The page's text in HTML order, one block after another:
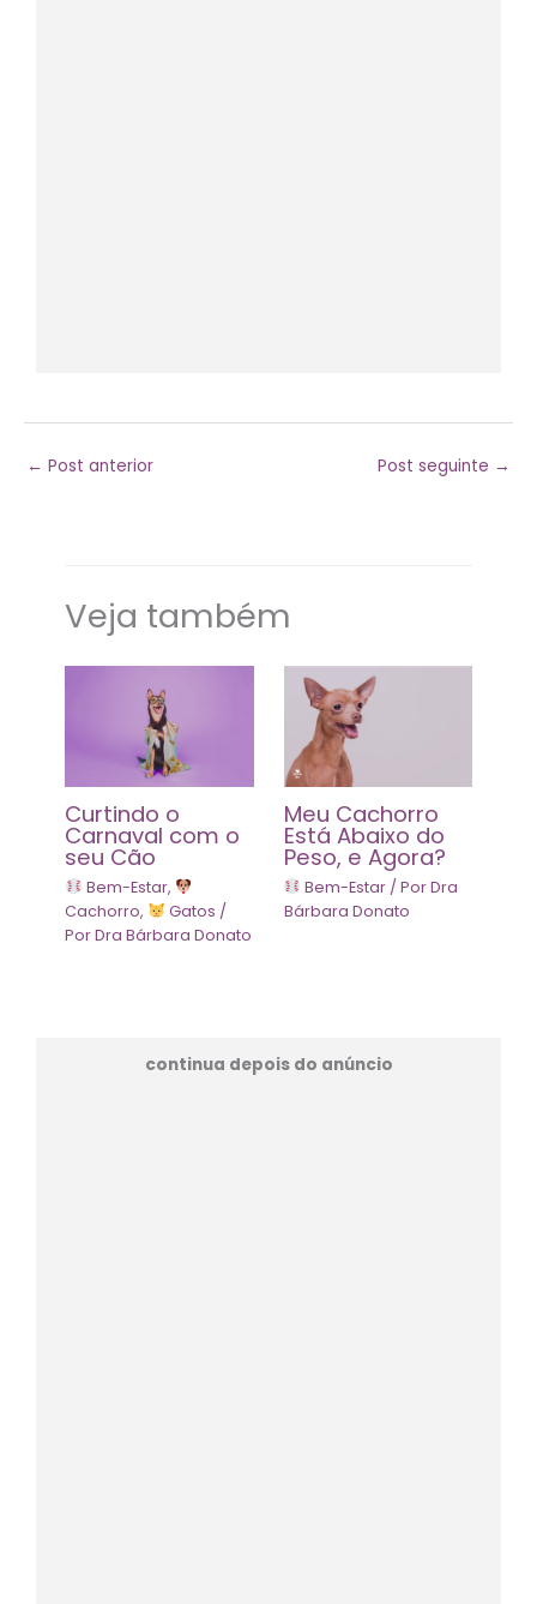
← Post anterior Post seguinte →
Veja também
Curtindo o
Carnaval com o
seu Cão
Bem-Estar,
Cachorro, Gatos /
PorDra Bárbara Donato
Meu Cachorro
Está Abaixo do
Peso, e Agora?
Bem-Estar / PorDra
Bárbara Donato
continua depois do anúncio